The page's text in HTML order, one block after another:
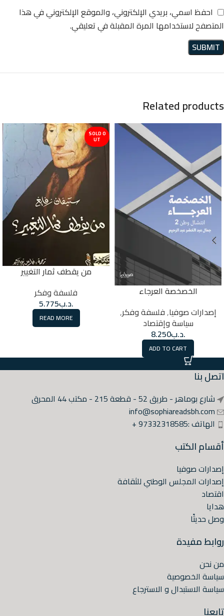
احفظ اسمي، بريدي الإلكتروني، والموقع الإلكتروني في هذا
المتصفح لاستخدامها المرة المقبلة في تعليقي.
Related products
الخصخصة العرجاء
إصدارات صوفيا,فلسفة وفكر,
سياسة وإقتصاد
.د.ب8.250
ADD TO CART
SOLD O
UT
من يقطف ثمار التغيير
فلسفة وفكر
.د.ب5.775
READ MORE
اتصل بنا
شارع بوماهر - طريق 52 - قطعة 215 - مكتب 44 المحرق
info@sophiareadsbh.com
الهاتف :97332318585 +
أقسام الكتب
إصدارات صوفيا
إصدارات المجلس الوطني للثقافة
اقتصاد
هدايا
وصل حديثًا
روابط مفيدة
من نحن
سياسة الخصوصية
سياسة الاستبدال و الاسترجاع
تابعنا